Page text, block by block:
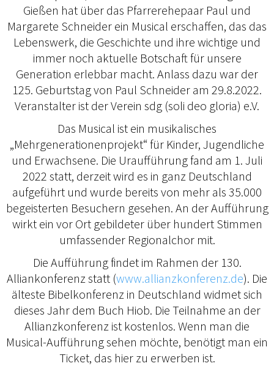
Gießen hat über das Pfarrerehepaar Paul und
Margarete Schneider ein Musical erschaffen, das das
Lebenswerk, die Geschichte und ihre wichtige und
immer noch aktuelle Botschaft für unsere
Generation erlebbar macht. Anlass dazu war der
125. Geburtstag von Paul Schneider am 29.8.2022.
Veranstalter ist der Verein sdg (soli deo gloria) e.V.
Das Musical ist ein musikalisches
„Mehrgenerationenprojekt“ für Kinder, Jugendliche
und Erwachsene. Die Uraufführung fand am 1. Juli
2022 statt, derzeit wird es in ganz Deutschland
aufgeführt und wurde bereits von mehr als 35.000
begeisterten Besuchern gesehen. An der Aufführung
wirkt ein vor Ort gebildeter über hundert Stimmen
umfassender Regionalchor mit.
Die Aufführung findet im Rahmen der 130.
Alliankonferenz statt (www.allianzkonferenz.de). Die
älteste Bibelkonferenz in Deutschland widmet sich
dieses Jahr dem Buch Hiob. Die Teilnahme an der
Allianzkonferenz ist kostenlos. Wenn man die
Musical-Aufführung sehen möchte, benötigt man ein
Ticket, das hier zu erwerben ist.